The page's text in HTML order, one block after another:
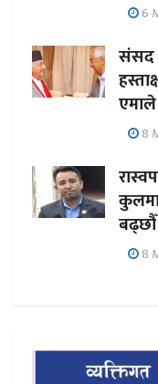
6
संसद
एमाले
8
बढ्छौँ
8